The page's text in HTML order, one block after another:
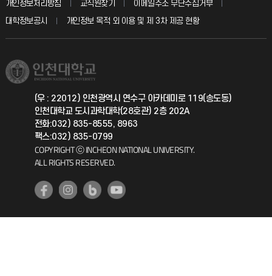
취업정보(학생)
칭찬마당
학생서비스 지킴이
총동문회
교육혁신본부
국제지원과
공자아카데미
기초교육원
개인정보처리방침 교직원찾기
이메일주소 무단수집거부
대학정보공시
개인정보 목적 외 이용 및 제 3차 제공 현황
(우 : 22012) 인천광역시 연수구 아카데미로 119(송도동)
인천대학교 도시과학대학(28호관) 2층 202A
전화:032) 835-8555, 8963
팩스:032) 835-0799
COPYRIGHT ⓒ INCHEON NATIONAL UNIVERSITY.
ALL RIGHTS RESERVED.